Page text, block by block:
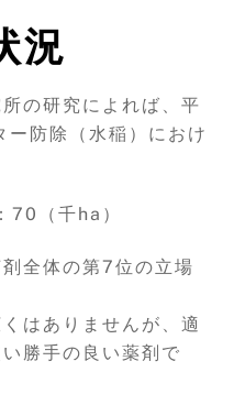
況
の研究によれば、平
防除（水稲）におけ
70（千ha）
全体の第7位の立場
はありませんが、適
勝手の良い薬剤で